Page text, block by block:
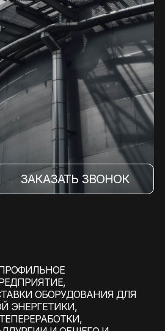
ЗАКАЗАТЬ ЗВОНОК
ОБОРУДОВАНИЯ ДЛЯ
ЭНЕРГЕТИКИ,